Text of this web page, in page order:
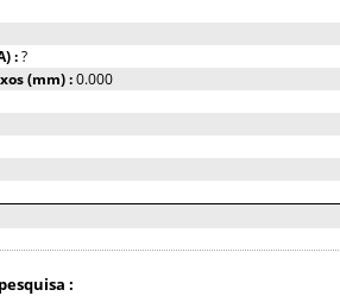
:?
(mm) :0.000
: